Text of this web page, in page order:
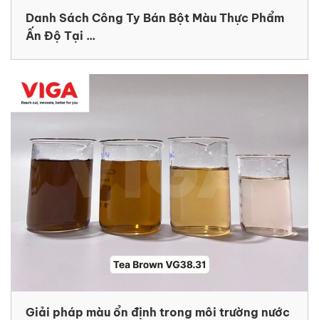
Danh Sách Công Ty Bán Bột Màu Thực Phẩm
Ấn Độ Tại ...
Giải pháp màu ổn định trong môi trường nước